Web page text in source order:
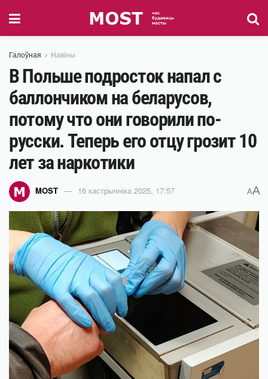
Галоўная Навіны
В Польше подросток напал с
баллончиком на беларусов,
потому что они говорили по-
русски. Теперь его отцу грозит 10
лет за наркотики
MOST 16 кастрычніка 2025, 17:57 AA